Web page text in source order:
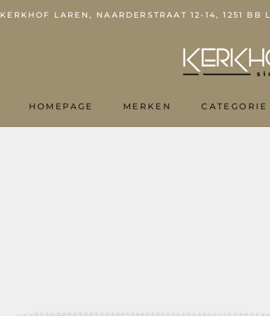
KERKHOF LAREN, NAARDERSTRAAT 12-14, 1251
HOMEPAGE
MERKEN CATEGORIE